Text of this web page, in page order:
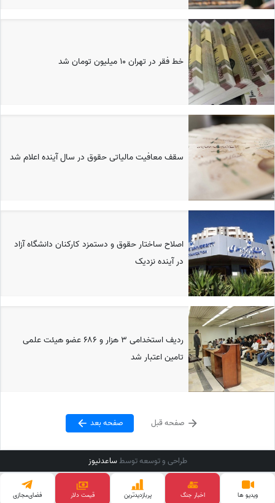
خط فقر در تهران ۱۰ میلیون تومان شد
سقف معافیت مالیاتی حقوق در سال آینده اعلام شد
اصلاح ساختار حقوق و دستمزد کارکنان دانشگاه آزاد
در آینده نزدیک
ردیف استخدامی ۳ هزار و ۶۸۶ عضو هیئت علمی
تامین اعتبار شد
صفحه قبل صفحه بعد
طراحی و توسعه توسطساعدنیوز
ویدیو ها اخبار جنگ پربازدید‌ترین قیمت طلا فضای‌مجازی